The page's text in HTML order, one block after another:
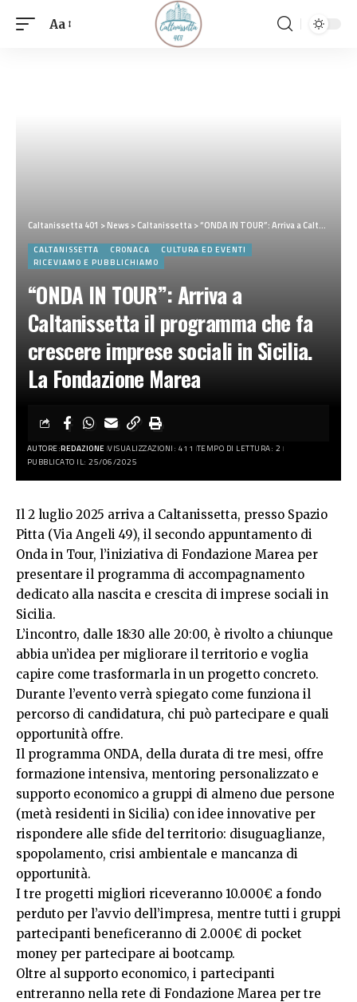
Aa
Caltanissetta 401 >News>Caltanissetta>“ONDA IN TOUR”: Arriva a Caltanissetta il programma che fa crescere imprese sociali in Sicilia. La Fondazione Marea
CALTANISSETTA CRONACA
CULTURA ED EVENTI
RICEVIAMO E PUBBLICHIAMO
“ONDA IN TOUR”: Arriva a
Caltanissetta il programma che fa
crescere imprese sociali in Sicilia.
La Fondazione Marea
AUTORE:REDAZIONE VISUALIZZAZIONI: 411 TEMPO DI LETTURA: 2
PUBBLICATO IL: 25/06/2025
Il 2 luglio 2025 arriva a Caltanissetta, presso Spazio
Pitta (Via Angeli 49), il secondo appuntamento di
Onda in Tour, l’iniziativa di Fondazione Marea per
presentare il programma di accompagnamento
dedicato alla nascita e crescita di imprese sociali in
Sicilia.
L’incontro, dalle 18:30 alle 20:00, è rivolto a chiunque
abbia un’idea per migliorare il territorio e voglia
capire come trasformarla in un progetto concreto.
Durante l’evento verrà spiegato come funziona il
percorso di candidatura, chi può partecipare e quali
opportunità offre.
Il programma ONDA, della durata di tre mesi, offre
formazione intensiva, mentoring personalizzato e
supporto economico a gruppi di almeno due persone
(metà residenti in Sicilia) con idee innovative per
rispondere alle sfide del territorio: disuguaglianze,
spopolamento, crisi ambientale e mancanza di
opportunità.
I tre progetti migliori riceveranno 10.000€ a fondo
perduto per l’avvio dell’impresa, mentre tutti i gruppi
partecipanti beneficeranno di 2.000€ di pocket
money per partecipare ai bootcamp.
Oltre al supporto economico, i partecipanti
entreranno nella rete di Fondazione Marea per tre